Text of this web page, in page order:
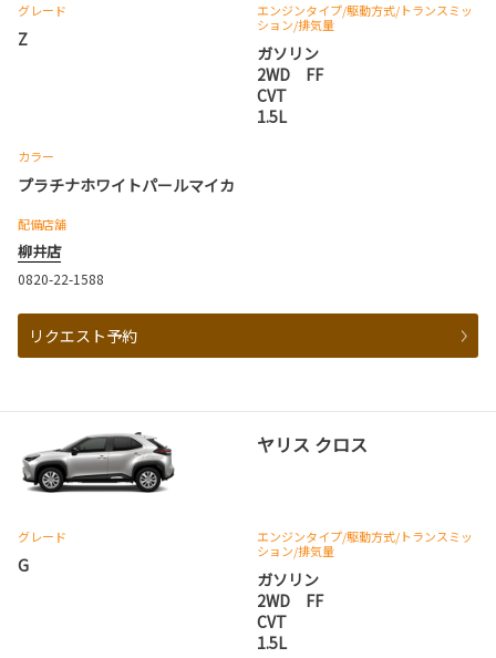
グレード
Z
エンジンタイプ/駆動方式/トランスミッ
ション/排気量
ガソリン
2WD FF
CVT
1.5L
カラー
プラチナホワイトパールマイカ
配備店舗
柳井店
0820-22-1588
リクエスト予約
ヤリス クロス
グレード
G
エンジンタイプ/駆動方式/トランスミッ
ション/排気量
ガソリン
2WD FF
CVT
1.5L